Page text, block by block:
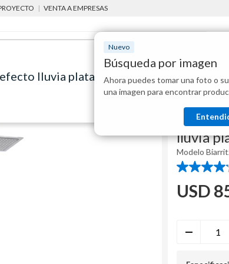
| VENTA A EMPRESAS
Nuevo
Búsqueda por imagen
Ahora puedes tomar una foto o
una imagen para encontrar
Barra de ducha Biarritz efecto lluvia plata cromado
Sensi D'
Barra
lluvia
Modelo
4.1
estrellas.
USD
lluvia plata cromado